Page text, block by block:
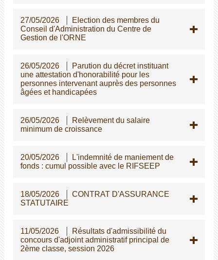
27/05/2026
Election des membres du
Conseil d'Administration du Centre de
Gestion de l'ORNE
26/05/2026
Parution du décret instituant
une attestation d'honorabilité pour les
personnes intervenant auprès des personnes
gées et handicapées
26/05/2026
Relèvement du salaire
minimum de croissance
20/05/2026
L'indemnité de maniement de
fonds : cumul possible avec le RIFSEEP
18/05/2026
CONTRAT D'ASSURANCE
STATUTAIRE
11/05/2026
Résultats d'admissibilité du
concours d'adjoint administratif principal de
2ème classe, session 2026